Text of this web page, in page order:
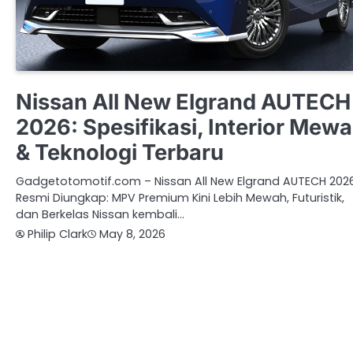
Nissan All New Elgrand AUTECH
2026: Spesifikasi, Interior
& Teknologi Terbaru
Gadgetotomotif.com – Nissan All New Elgrand AUTECH
Resmi Diungkap: MPV Premium Kini Lebih Mewah, Futuristik,
dan Berkelas Nissan kembali…
Philip Clark
May 8, 2026